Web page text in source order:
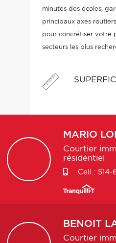
minutes des écoles,
principaux axes
pour concrétiser votre
secteurs les plus
MARIO
Courtier
résidentiel
Cell.: 514-
BENOIT
Courtier